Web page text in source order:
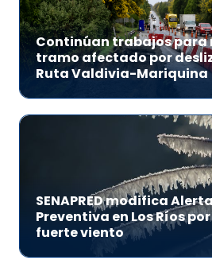
Continúan trabajos para
tramo afectado por
Ruta Valdivia-Mariquina
SENAPRED modifica
Preventiva en Los Ríos
fuerte viento